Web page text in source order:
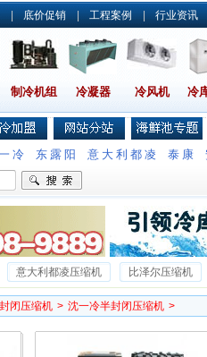
| 底价促销 | 工程案例 | 行业资讯
制冷机组 冷凝器 冷风机 冷
冷 东露阳 意大利都凌 泰康
意大利都凌压缩机
比泽尔压缩机
缩机 沃克压缩机
雪梅压缩机
闭压缩机 > 沈一冷半封闭压缩机 >